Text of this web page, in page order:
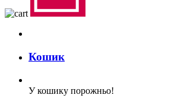
Кошик
У кошику порожньо!